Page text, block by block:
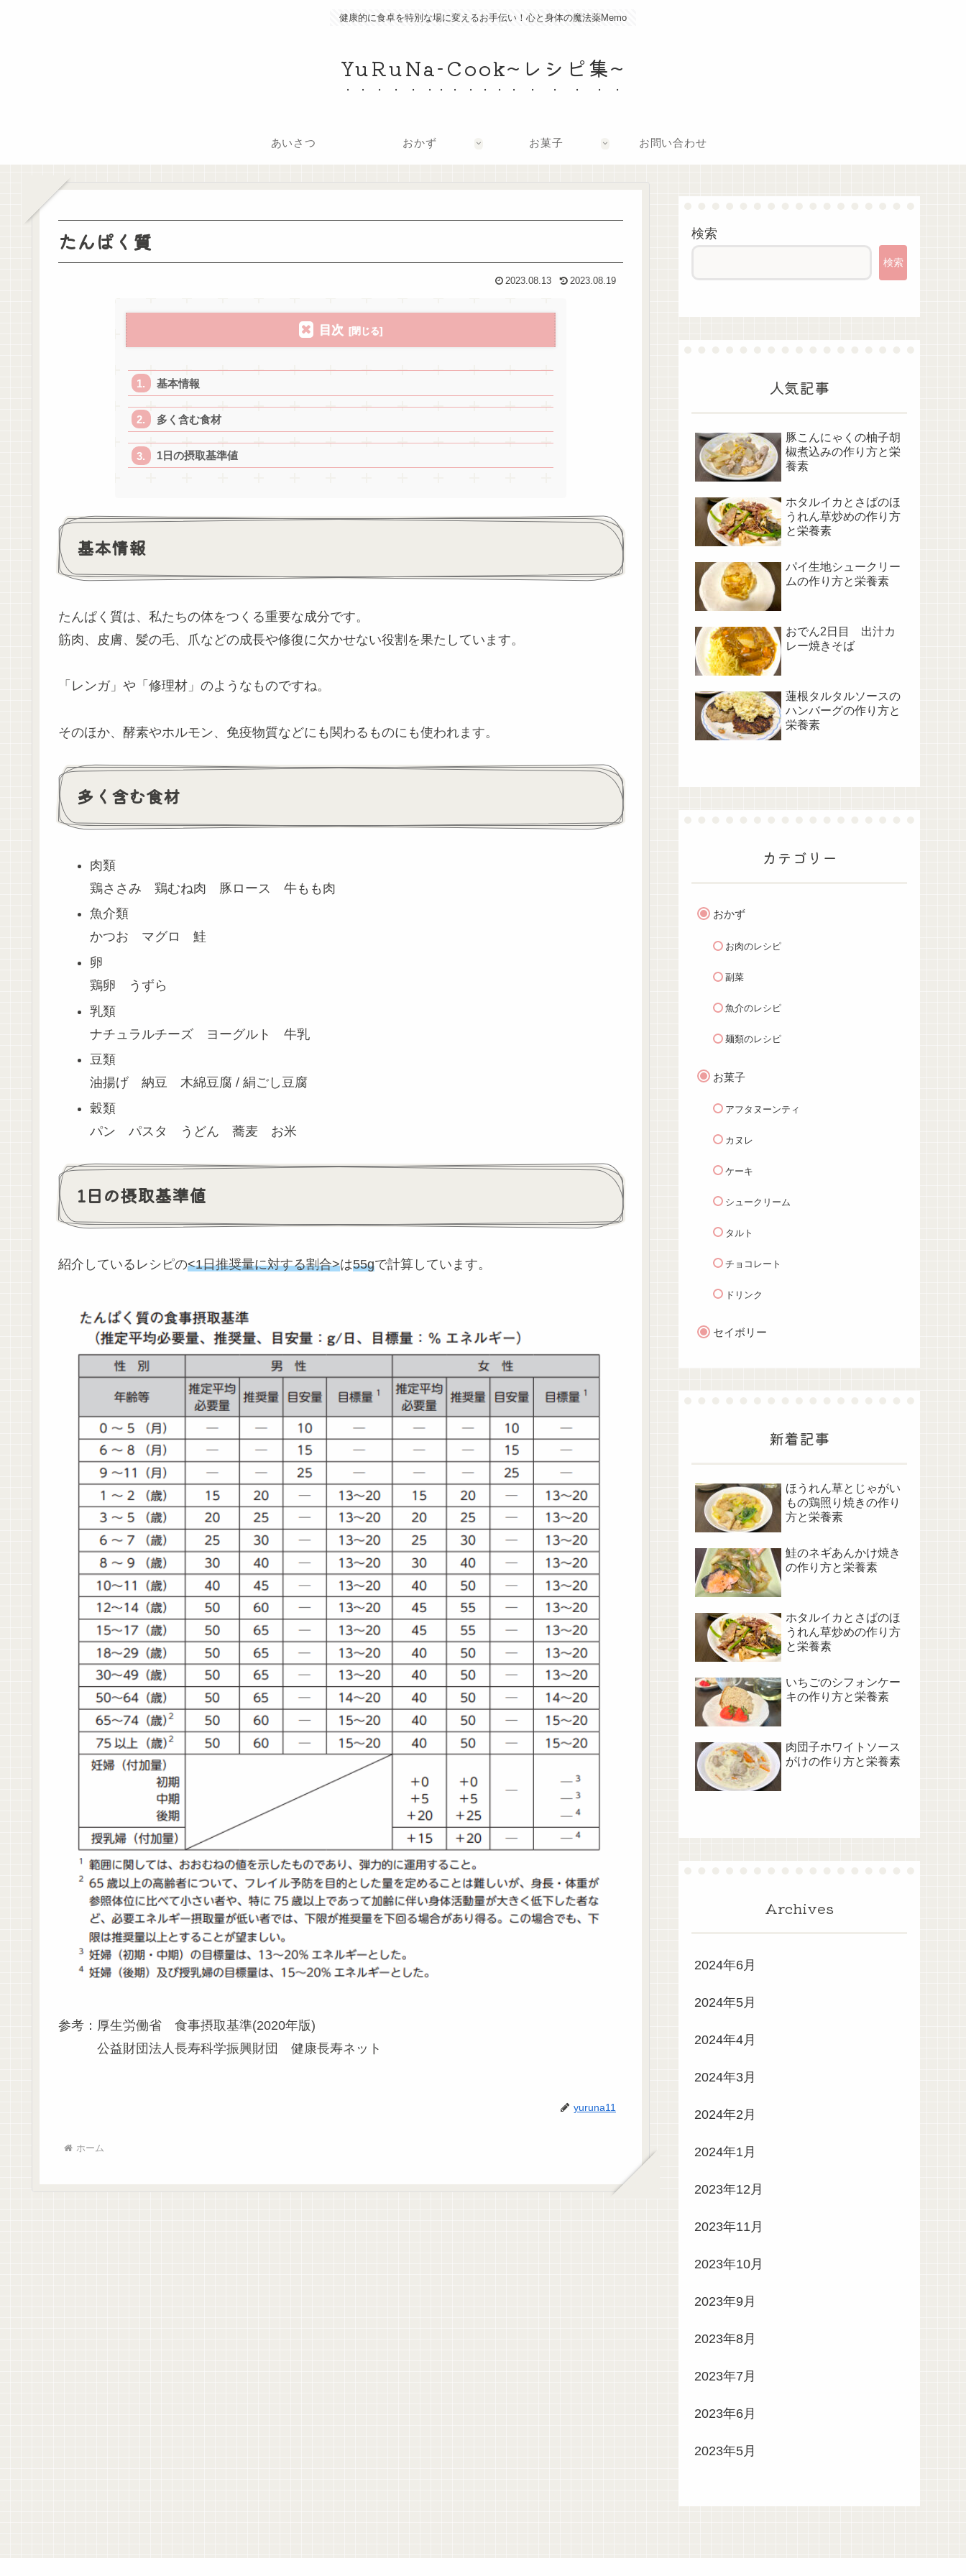
健康的に食卓を特別な場に変えるお手伝い！心と身体の魔法薬Memo
YuRuNa-Cook~レシピ集~
あいさつ おかず お菓子 お問い合わせ
たんぱく質
2023.08.13 2023.08.19
目次
基本情報
多く含む食材
1日の摂取基準値
基本情報
たんぱく質は、私たちの体をつくる重要な成分です。
筋肉、皮膚、髪の毛、爪などの成長や修復に欠かせない役割を果たしています。
「レンガ」や「修理材」のようなものですね。
そのほか、酵素やホルモン、免疫物質などにも関わるものにも使われます。
多く含む食材
肉類
鶏ささみ 鶏むね肉 豚ロース 牛もも肉
魚介類
かつお マグロ 鮭
卵
鶏卵 うずら
乳類
ナチュラルチーズ ヨーグルト 牛乳
豆類
油揚げ 納豆 木綿豆腐 / 絹ごし豆腐
穀類
パン パスタ うどん 蕎麦 お米
1日の摂取基準値
紹介しているレシピの<1日推奨量に対する割合>は55gで計算しています。
参考：厚生労働省 食事摂取基準(2020年版)
公益財団法人長寿科学振興財団 健康長寿ネット
yuruna11
ホーム
検索
検索
人気記事
豚こんにゃくの柚子胡
椒煮込みの作り方と栄
養素
ホタルイカとさばのほ
うれん草炒めの作り方
と栄養素
パイ生地シュークリー
ムの作り方と栄養素
おでん2日目 出汁カ
レー焼きそば
蓮根タルタルソースの
ハンバーグの作り方と
栄養素
カテゴリー
おかず
お肉のレシピ
副菜
魚介のレシピ
麺類のレシピ
お菓子
アフタヌーンティ
カヌレ
ケーキ
シュークリーム
タルト
チョコレート
ドリンク
セイボリー
新着記事
ほうれん草とじゃがい
もの鶏照り焼きの作り
方と栄養素
鮭のネギあんかけ焼き
の作り方と栄養素
ホタルイカとさばのほ
うれん草炒めの作り方
と栄養素
いちごのシフォンケー
キの作り方と栄養素
肉団子ホワイトソース
がけの作り方と栄養素
Archives
2024年6月
2024年5月
2024年4月
2024年3月
2024年2月
2024年1月
2023年12月
2023年11月
2023年10月
2023年9月
2023年8月
2023年7月
2023年6月
2023年5月